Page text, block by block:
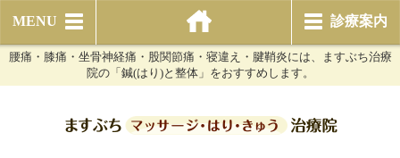
MENU 診療案内
腰痛・膝痛・坐骨神経痛・股関節痛・寝違え・腱鞘炎には、ますぶち治療
院の「鍼(はり)と整体」をおすすめします。